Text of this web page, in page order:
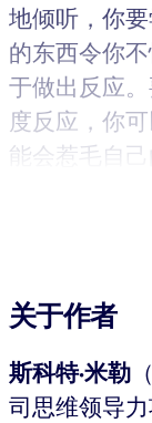
地倾听，你
的东西令你
于做出反应
度反应，你
能会惹毛自己
关于作者
斯科特·米勒
司思维领导